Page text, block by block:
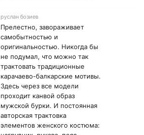
руслан бозиев
Прелестно, завораживает
самобытностью и
оригинальностью. Никогда бы
не подумал, что можно так
трактовать традиционные
карачаево-балкарские мотивы.
Здесь через все модели
проходит канвой образ
мужской бурки. И постоянная
авторская трактовка
элементов женского костюма: